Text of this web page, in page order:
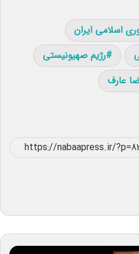
اسلامی ایران
رژیم صهیونیستی
عارف